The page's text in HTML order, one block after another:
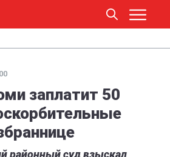
заплатит 50
районный суд взыскал